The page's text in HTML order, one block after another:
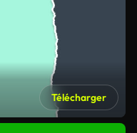
Télécharger